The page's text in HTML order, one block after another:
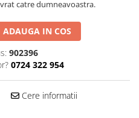
catre dumneavoastra.
ADAUGA IN COS
902396
0724 322 954
Cere informatii